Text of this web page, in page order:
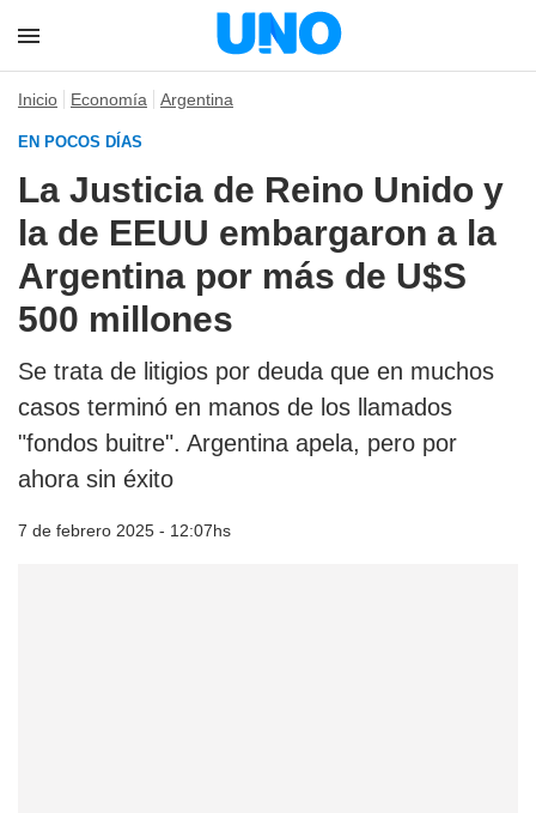
Inicio Economía Argentina
EN POCOS DÍAS
La Justicia de Reino Unido y
la de EEUU embargaron a la
Argentina por más de U$S
500 millones
Se trata de litigios por deuda que en muchos
casos terminó en manos de los llamados
"fondos buitre". Argentina apela, pero por
ahora sin éxito
7 de febrero 2025 - 12:07hs